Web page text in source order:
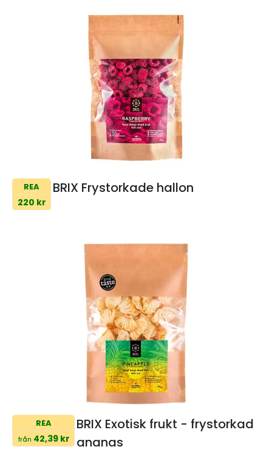
REA
220 kr
BRIX Frystorkade hallon
REA
från 42,39 kr
BRIX Exotisk frukt - frystorkad
ananas